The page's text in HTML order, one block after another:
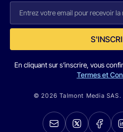
En cliquant sur s'inscrire, vous
Termes et
© 2026 Talmont Media